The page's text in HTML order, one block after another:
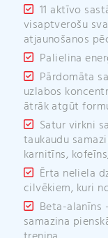
11 aktīvo
visaptverošu
atjaunošanos
Palielina
Pārdomāta
uzlabos
ātrāk atgūt
Satur virkni
taukaudu
karnitīns,
Ērta neliela
cilvēkiem, kuri
Beta-alanīns
samazina